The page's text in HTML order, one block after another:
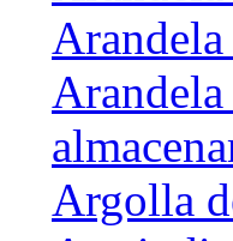
Argolla